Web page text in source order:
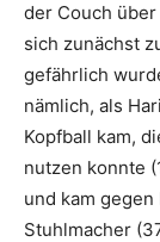
der Couch
sich zunächst
gefährlich
nämlich, als
Kopfball kam,
nutzen konnte
und kam
Stuhlmacher